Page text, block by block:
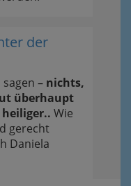
der
– nichts,
überhaupt
Wie
gerecht
Daniela